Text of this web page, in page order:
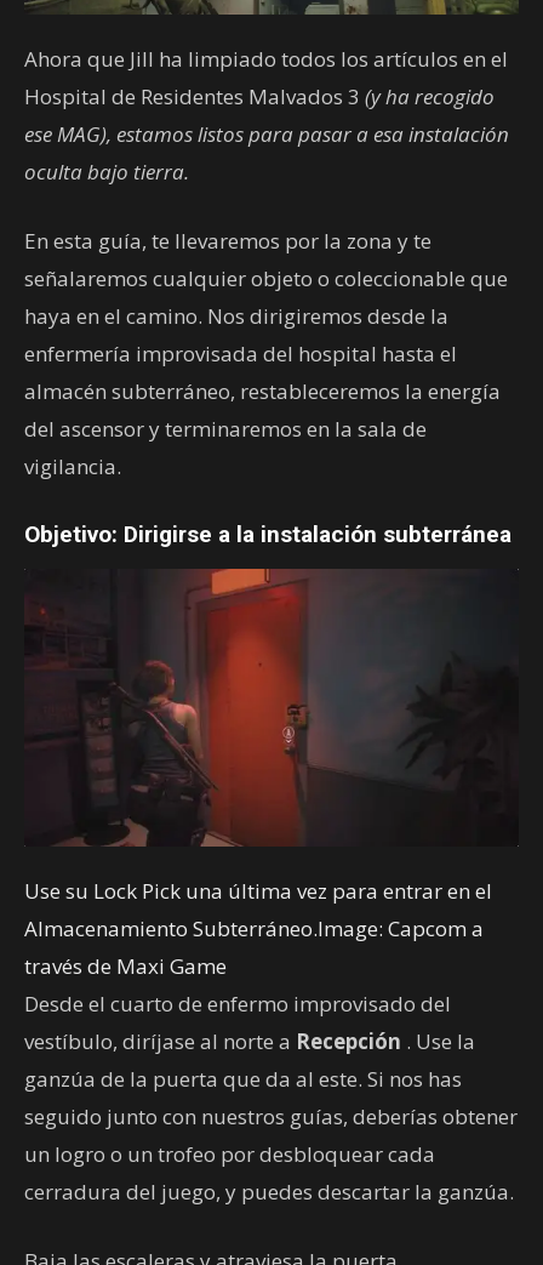
Ahora que Jill ha limpiado todos los artículos en el
Hospital de Residentes Malvados 3 (y ha recogido
ese MAG), estamos listos para pasar a esa instalación
oculta bajo tierra.
En esta guía, te llevaremos por la zona y te
señalaremos cualquier objeto o coleccionable que
haya en el camino. Nos dirigiremos desde la
enfermería improvisada del hospital hasta el
almacén subterráneo, restableceremos la energía
del ascensor y terminaremos en la sala de
vigilancia.
Objetivo: Dirigirse a la instalación subterránea
Use su Lock Pick una última vez para entrar en el
Almacenamiento Subterráneo.Image: Capcom a
través de Maxi Game
Desde el cuarto de enfermo improvisado del
vestíbulo, diríjase al norte a Recepción . Use la
ganzúa de la puerta que da al este. Si nos has
seguido junto con nuestros guías, deberías obtener
un logro o un trofeo por desbloquear cada
cerradura del juego, y puedes descartar la ganzúa.